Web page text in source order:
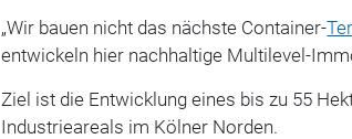
„Wir bauen nicht das nächste Container-
entwickeln hier nachhaltige Multilevel-
Ziel ist die Entwicklung eines bis zu 55
Industrieareals im Kölner Norden.